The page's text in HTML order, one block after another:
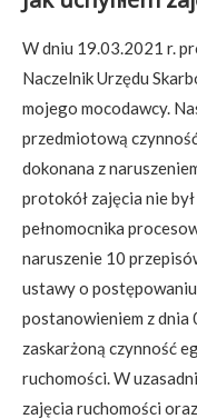
W dniu 19.03.2021 r.
Naczelnik Urzędu
mojego mocodawcy.
przedmiotową
dokonana z
protokół zajęcia nie
pełnomocnika
naruszenie 10
ustawy o
postanowieniem z dnia
zaskarżoną czynność
ruchomości. W
zajęcia ruchomości